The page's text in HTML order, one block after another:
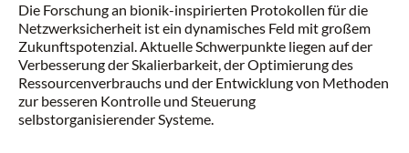
Die Forschung an bionik-inspirierten Protokollen für die
Netzwerksicherheit ist ein dynamisches Feld mit großem
Zukunftspotenzial. Aktuelle Schwerpunkte liegen auf der
Verbesserung der Skalierbarkeit, der Optimierung des
Ressourcenverbrauchs und der Entwicklung von Methoden
zur besseren Kontrolle und Steuerung
selbstorganisierender Systeme.